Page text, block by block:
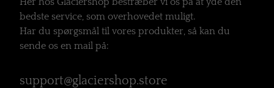
bedste service, som overhovedet muligt.
Har du spørgsmål til vores produkter, så kan du
sende os en mail på:
support@glaciershop.store